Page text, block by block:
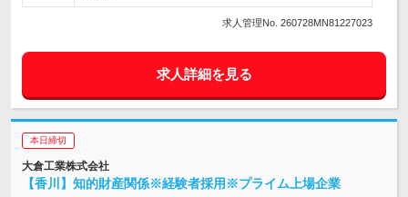
求人管理No. 260728MN81227023
求人詳細を見る
本日締切
大倉工業株式会社
【香川】知的財産関係※経験者採用※プライム上場企業